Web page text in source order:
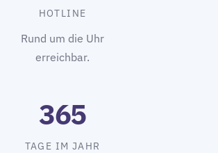
HOTLINE
Rund um die Uhr
erreichbar.
365
TAGE IM JAHR